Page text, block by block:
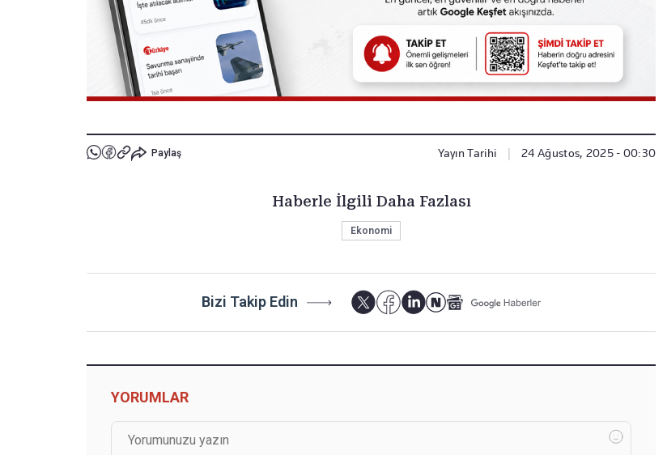
Paylaş Yayın Tarihi 24 Ağustos, 2025 - 00:30
Haberle İlgili Daha Fazlası
Ekonomi
Bizi Takip Edin
YORUMLAR